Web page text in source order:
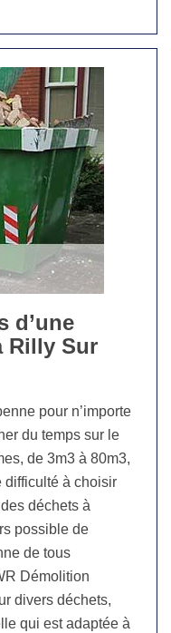
d’une
Rilly Sur
pour n’importe
du temps sur le
de 3m3 à 80m3,
difficulté à choisir
déchets à
possible de
de tous
Démolition
divers déchets,
qui est adaptée à